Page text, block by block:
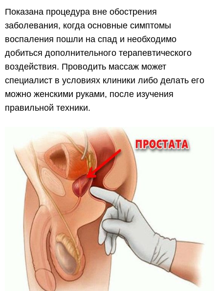
Показана процедура вне обострения
заболевания, когда основные симптомы
воспаления пошли на спад и необходимо
добиться дополнительного терапевтического
воздействия. Проводить массаж может
специалист в условиях клиники либо делать его
можно женскими руками, после изучения
правильной техники.